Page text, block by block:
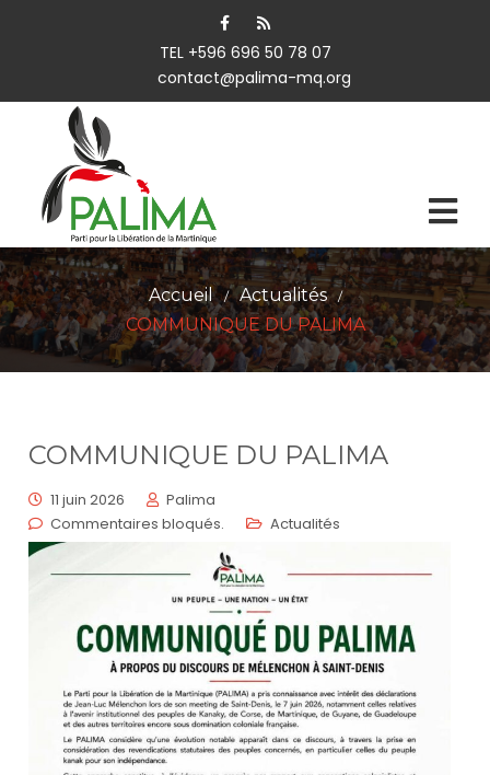
TEL +596 696 50 78 07
contact@palima-mq.org
Accueil / Actualités /
COMMUNIQUE DU PALIMA
COMMUNIQUE DU PALIMA
11 juin 2026
Palima
Commentaires bloqués.
Actualités